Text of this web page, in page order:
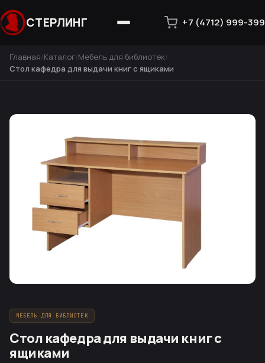
СТЕРЛИНГ +7 (4712) 999-399
Главная Каталог Мебель для библиотек
Стол кафедра для выдачи книг с ящиками
МЕБЕЛЬ ДЛЯ БИБЛИОТЕК
Стол кафедра для выдачи книг с
ящиками